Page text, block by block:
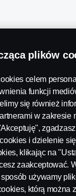
Polityki i dokumenty
cookies
plików
celem
funkcji
się również
w zakresie
i dzielenie
klikając na
zaakceptować.
używamy
którą można